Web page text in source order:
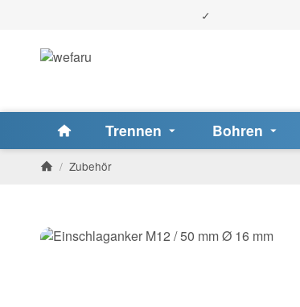
Trennen Bohren
/ Zubehör